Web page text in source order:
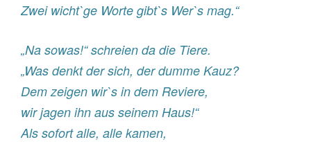
Zwei wicht`ge Worte gibt`s Wer`s mag.“
„Na sowas!“ schreien da die Tiere.
„Was denkt der sich, der dumme Kauz?
Dem zeigen wir`s in dem Reviere,
wir jagen ihn aus seinem Haus!“
Als sofort alle, alle kamen,